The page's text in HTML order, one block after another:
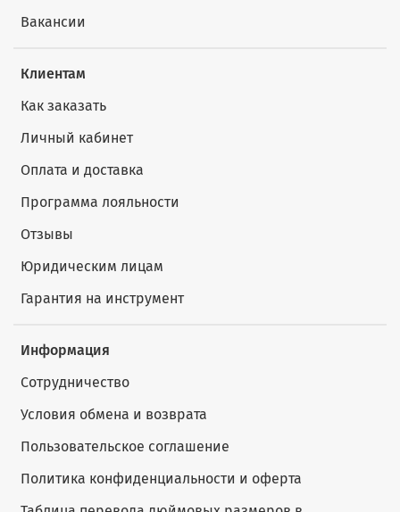
Вакансии
Клиентам
Как заказать
Личный кабинет
Оплата и доставка
Программа лояльности
Отзывы
Юридическим лицам
Гарантия на инструмент
Информация
Сотрудничество
Условия обмена и возврата
Пользовательское соглашение
Политика конфиденциальности и оферта